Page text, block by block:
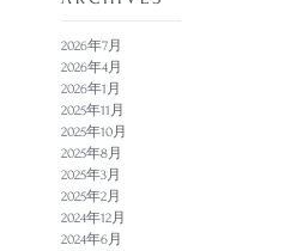
2026年7月
2026年4月
2026年1月
2025年11月
2025年10月
2025年8月
2025年3月
2025年2月
2024年12月
2024年6月